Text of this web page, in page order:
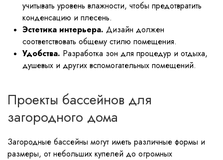
учитывать уровень влажности, чтобы предотвратить
конденсацию и плесень.
Эстетика интерьера. Дизайн должен
соответствовать общему стилю помещения.
Удобства. Разработка зон для процедур и отдыха,
душевых и других вспомогательных помещений.
Проекты бассейнов для
загородного дома
Загородные бассейны могут иметь различные формы и
размеры, от небольших купелей до огромных